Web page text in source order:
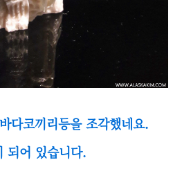
다코끼리등을 조각했네요.
되어 있습니다.